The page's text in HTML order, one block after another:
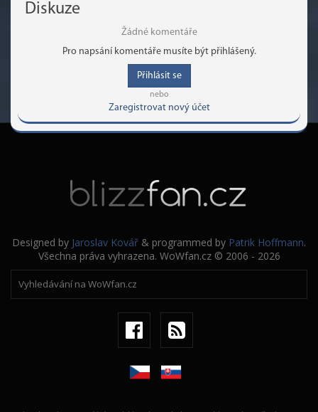
Diskuze
Žádné komentáře
Pro napsání komentáře musíte být přihlášený.
Přihlásit se
nebo
Zaregistrovat nový účet
Designed by Jaroslav Kovář & programmed by Patrik Hoffmann.
Všechna práva vyhrazena. WoWfan.cz © 2006 - 2026